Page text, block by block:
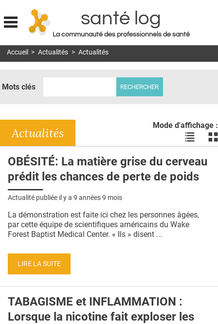
Jump to navigation
santé log
La communauté des professionnels de santé
MON COMPTE
DOSSIERS
RÉSEAUX
E-REVUE SAD
THÉMA
QUI SOMMES-NOUS ?
CONDITIONS GÉNÉRALES
CRÉDITS
Accueil > Actualités > Actualités
Mots clés
Mode d'affichage :
Voir
les
en
liste
les
Actualités
OBÉSITÉ: La matière grise du cerveau
prédit les chances de perte de poids
Actualité publiée il y a 9 années 9 mois
La démonstration est faite ici chez les personnes âgées,
par cette équipe de scientifiques américains du Wake
Forest Baptist Medical Center. « Ils » disent ...
LIRE LA SUITE
TABAGISME et INFLAMMATION :
Lorsque la nicotine fait exploser les